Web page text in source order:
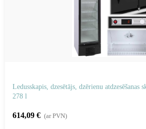
Ledusskapis, dzesētājs, dzērienu atdzesēšanas
278 l
614,09 € (ar PVN)